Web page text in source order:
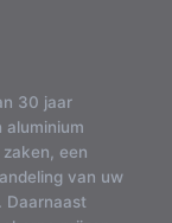
30 jaar
een
van uw
Daarnaast